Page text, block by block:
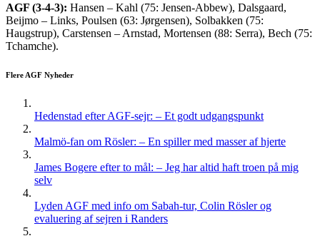
AGF (3-4-3): Hansen – Kahl (75: Jensen-Abbew), Dalsgaard,
Beijmo – Links, Poulsen (63: Jørgensen), Solbakken (75:
Haugstrup), Carstensen – Arnstad, Mortensen (88: Serra), Bech (75:
Tchamche).
Flere AGF Nyheder
Hedenstad efter AGF-sejr: – Et godt udgangspunkt
Malmö-fan om Rösler: – En spiller med masser af hjerte
James Bogere efter to mål: – Jeg har altid haft troen på mig
selv
Lyden AGF med info om Sabah-tur, Colin Rösler og
evaluering af sejren i Randers